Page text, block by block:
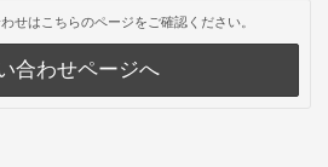
せはこちらのページをご確認ください。
合わせページへ